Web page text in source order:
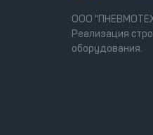
ООО
Реализация
оборудования.